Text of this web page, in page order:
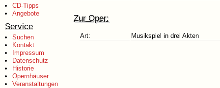
CD-Tipps
Angebote
Service
Suchen
Kontakt
Impressum
Datenschutz
Historie
Opernhäuser
Veranstaltungen
Zur Oper:
Art: Musikspiel in drei Akten